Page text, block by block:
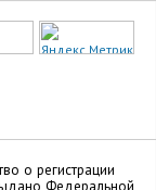
о регистрации
Федеральной